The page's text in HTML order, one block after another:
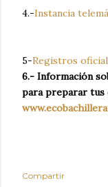
4.-Instancia
5-Registros
6.- Información
para preparar tus
Compartir